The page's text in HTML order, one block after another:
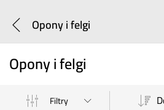
Opony i felgi
Opony i felgi
Filtry